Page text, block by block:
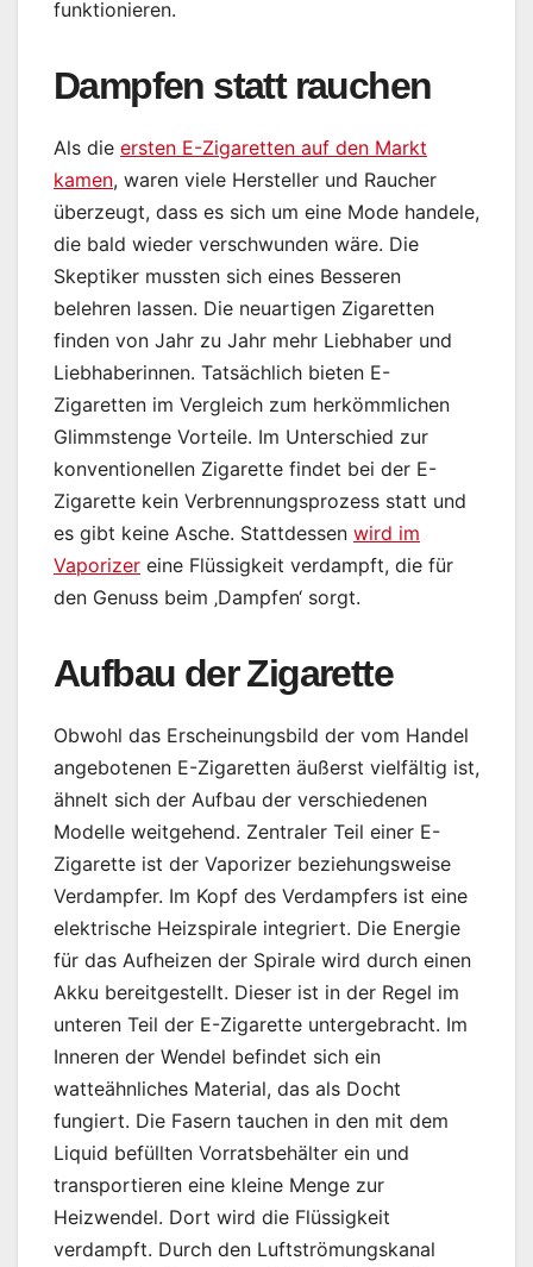
funktionieren.
Dampfen statt rauchen
Als die ersten E-Zigaretten auf den Markt
kamen, waren viele Hersteller und Raucher
überzeugt, dass es sich um eine Mode handele,
die bald wieder verschwunden wäre. Die
Skeptiker mussten sich eines Besseren
belehren lassen. Die neuartigen Zigaretten
finden von Jahr zu Jahr mehr Liebhaber und
Liebhaberinnen. Tatsächlich bieten E-
Zigaretten im Vergleich zum herkömmlichen
Glimmstenge Vorteile. Im Unterschied zur
konventionellen Zigarette findet bei der E-
Zigarette kein Verbrennungsprozess statt und
es gibt keine Asche. Stattdessen wird im
Vaporizer eine Flüssigkeit verdampft, die für
den Genuss beim ‚Dampfen‘ sorgt.
Aufbau der Zigarette
Obwohl das Erscheinungsbild der vom Handel
angebotenen E-Zigaretten äußerst vielfältig ist,
ähnelt sich der Aufbau der verschiedenen
Modelle weitgehend. Zentraler Teil einer E-
Zigarette ist der Vaporizer beziehungsweise
Verdampfer. Im Kopf des Verdampfers ist eine
elektrische Heizspirale integriert. Die Energie
für das Aufheizen der Spirale wird durch einen
Akku bereitgestellt. Dieser ist in der Regel im
unteren Teil der E-Zigarette untergebracht. Im
Inneren der Wendel befindet sich ein
watteähnliches Material, das als Docht
fungiert. Die Fasern tauchen in den mit dem
Liquid befüllten Vorratsbehälter ein und
transportieren eine kleine Menge zur
Heizwendel. Dort wird die Flüssigkeit
verdampft. Durch den Luftströmungskanal